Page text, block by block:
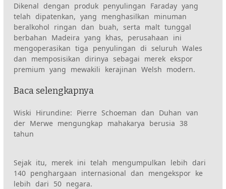
Dikenal dengan produk penyulingan Faraday yang
telah dipatenkan, yang menghasilkan minuman
beralkohol ringan dan buah, serta malt tunggal
berbahan Madeira yang khas, perusahaan ini
mengoperasikan tiga penyulingan di seluruh Wales
dan memposisikan dirinya sebagai merek ekspor
premium yang mewakili kerajinan Welsh modern.
Baca selengkapnya
Wiski Hirundine: Pierre Schoeman dan Duhan van
der Merwe mengungkap mahakarya berusia 38
tahun
Sejak itu, merek ini telah mengumpulkan lebih dari
140 penghargaan internasional dan mengekspor ke
lebih dari 50 negara.